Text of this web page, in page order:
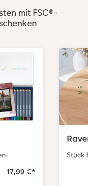
mit FSC®-
17,99 €*
Stück